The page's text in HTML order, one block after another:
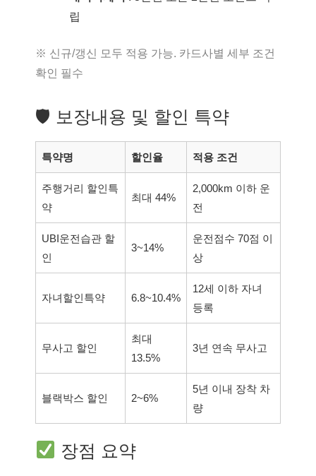
립
※ 신규/갱신 모두 적용 가능. 카드사별 세부 조건
확인 필수
🛡 보장내용 및 할인 특약
특약명 할인율 적용 조건
주행거리 할인특
약
최대 44%
2,000km 이하 운
전
UBI운전습관 할
인
3~14%
운전점수 70점 이
상
자녀할인특약 6.8~10.4%
12세 이하 자녀
등록
무사고 할인
최대
13.5%
3년 연속 무사고
블랙박스 할인 2~6%
5년 이내 장착 차
량
장점 요약